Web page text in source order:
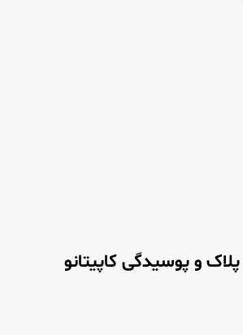
و پوسیدگی کاپیتانو